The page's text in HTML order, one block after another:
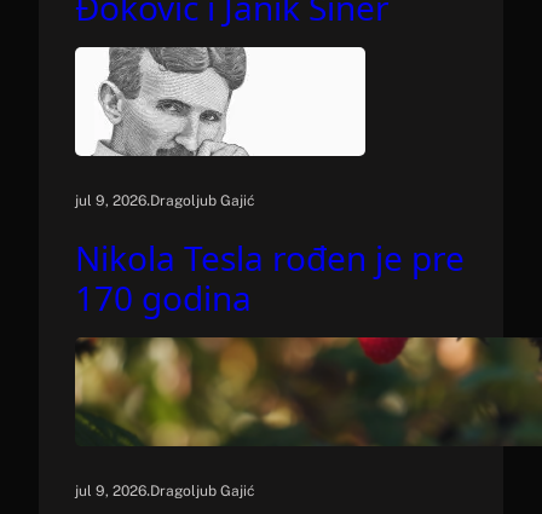
jul 9, 2026.Dragoljub Gajić
Nikola Tesla rođen je pre
170 godina
jul 9, 2026.Dragoljub Gajić